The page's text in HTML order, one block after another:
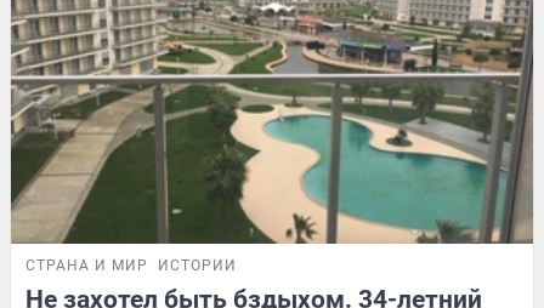
СТРАНА И МИР ИСТОРИИ
Не захотел быть бздыхом. 34-летний